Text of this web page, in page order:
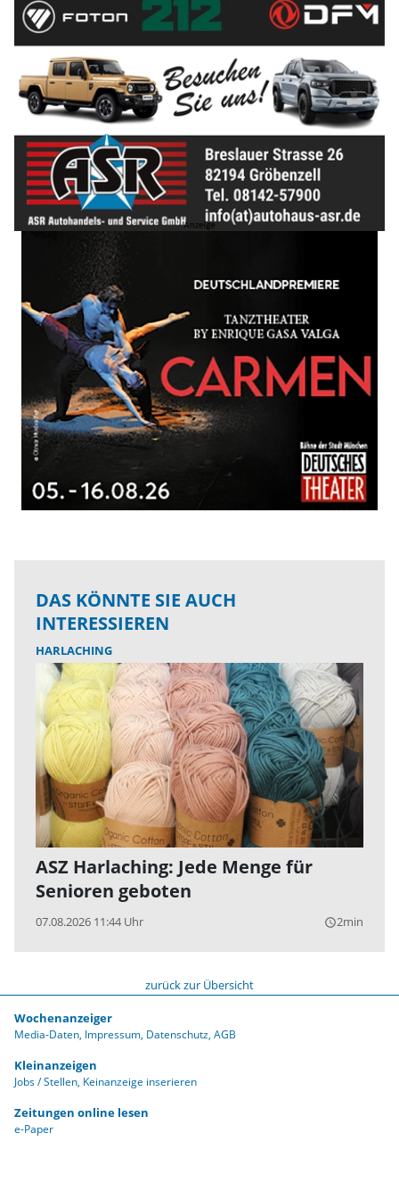
DAS KÖNNTE SIE AUCH
INTERESSIEREN
HARLACHING
ASZ Harlaching: Jede Menge für
Senioren geboten
07.08.2026 11:44 Uhr query_builder2min
zurück zur Übersicht
Wochenanzeiger
Media-Daten Impressum Datenschutz AGB
Kleinanzeigen
Jobs / Stellen Keinanzeige inserieren
Zeitungen online lesen
e-Paper